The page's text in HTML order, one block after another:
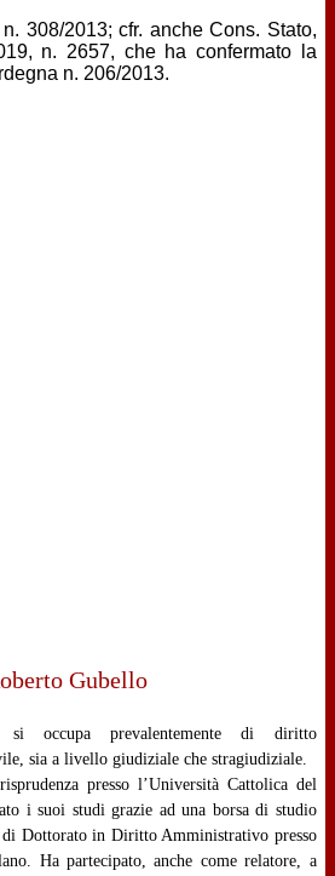
308/2013; cfr. anche Cons. Stato,
n. 2657, che ha confermato la
n. 206/2013.
Gubello
si occupa prevalentemente di diritto
sia a livello giudiziale che stragiudiziale.
presso l’Università Cattolica del
i suoi studi grazie ad una borsa di studio
di Dottorato in Diritto Amministrativo presso
Ha partecipato, anche come relatore, a